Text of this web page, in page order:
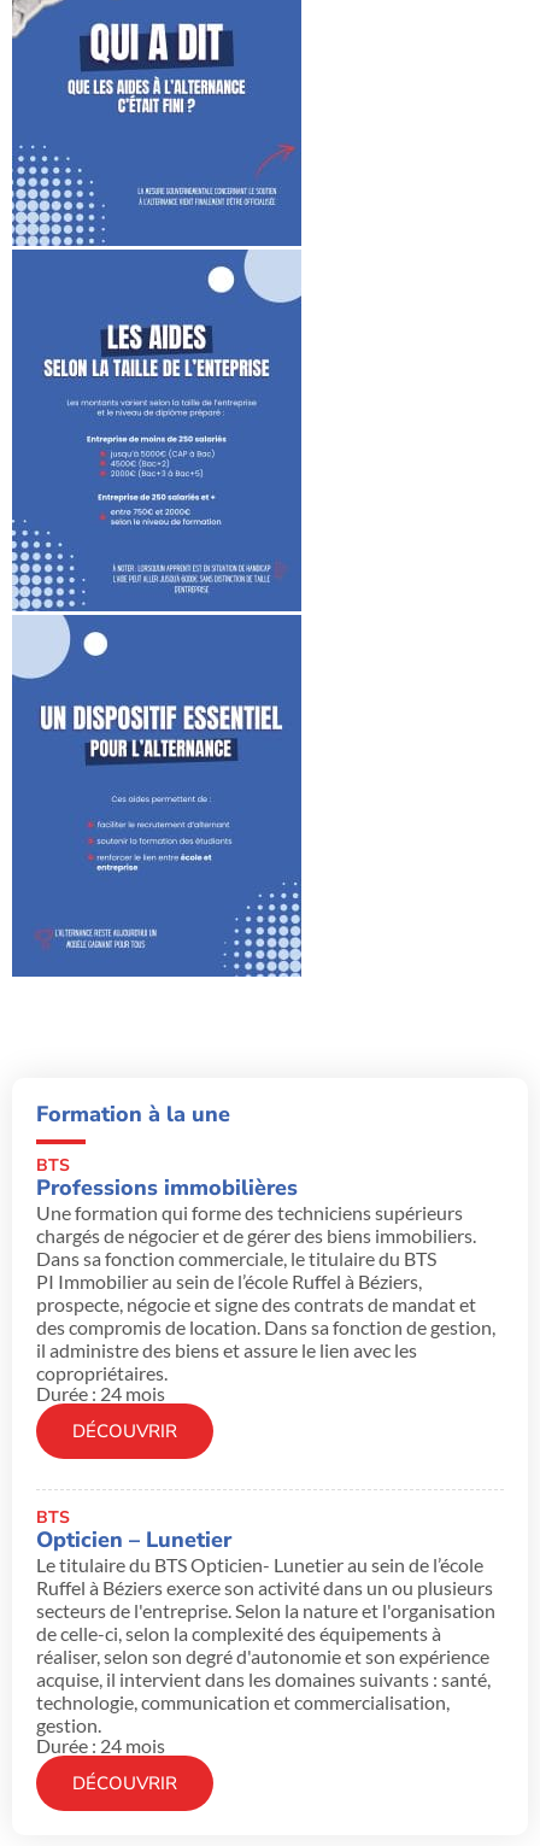
Formation à la une
BTS
Professions immobilières
Une formation qui forme des techniciens supérieurs
chargés de négocier et de gérer des biens immobiliers.
Dans sa fonction commerciale, le titulaire du BTS
PI Immobilier au sein de l’école Ruffel à Béziers,
prospecte, négocie et signe des contrats de mandat et
des compromis de location. Dans sa fonction de gestion,
il administre des biens et assure le lien avec les
copropriétaires.
Durée : 24 mois
DÉCOUVRIR
BTS
Opticien – Lunetier
Le titulaire du BTS Opticien- Lunetier au sein de l’école
Ruffel à Béziers exerce son activité dans un ou plusieurs
secteurs de l'entreprise. Selon la nature et l'organisation
de celle-ci, selon la complexité des équipements à
réaliser, selon son degré d'autonomie et son expérience
acquise, il intervient dans les domaines suivants : santé,
technologie, communication et commercialisation,
gestion.
Durée : 24 mois
DÉCOUVRIR